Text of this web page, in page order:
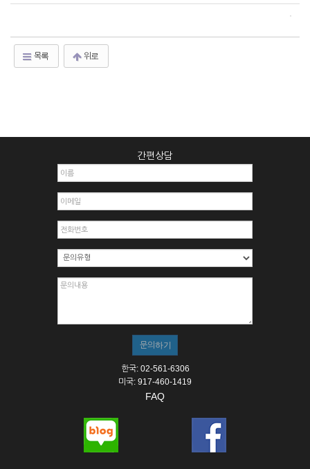
목록 위로
간편상담
한국: 02-561-6306
미국: 917-460-1419
FAQ